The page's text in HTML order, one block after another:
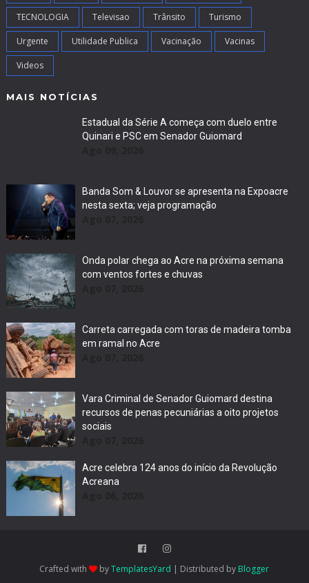
TECNOLOGIA Televisao Trânsito Turismo
Urgente Utilidade Publica Vacinação Vacinas
Videos
MAIS NOTÍCIAS
Estadual da Série A começa com duelo entre
Quinari e PSC em Senador Guiomard
Banda Som & Louvor se apresenta na Expoacre
nesta sexta; veja programação
Onda polar chega ao Acre na próxima semana
com ventos fortes e chuvas
Carreta carregada com toras de madeira tomba
em ramal no Acre
Vara Criminal de Senador Guiomard destina
recursos de penas pecuniárias a oito projetos
sociais
Acre celebra 124 anos do início da Revolução
Acreana
Crafted with byTemplatesYard | Distributed by Blogger